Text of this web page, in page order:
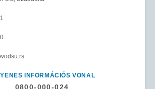
INFORMÁCIÓS VONAL
0800-000-024